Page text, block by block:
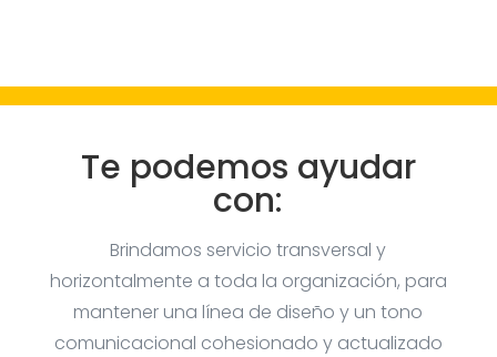
Te podemos ayudar
con:
Brindamos servicio transversal y
horizontalmente a toda la organización, para
mantener una línea de diseño y un tono
comunicacional cohesionado y actualizado